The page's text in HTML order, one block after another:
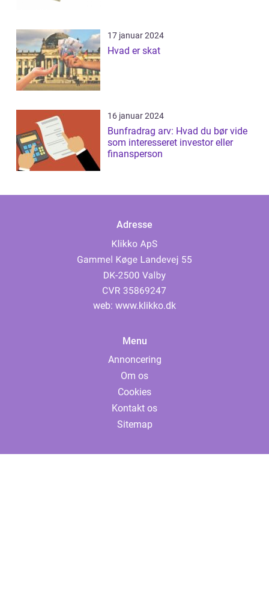
17 januar 2024
Hvad er skat
16 januar 2024
Bunfradrag arv: Hvad du bør vide
som interesseret investor eller
finansperson
Adresse
web: www.klikko.dk
Menu
Annoncering
Om os
Cookies
Kontakt os
Sitemap